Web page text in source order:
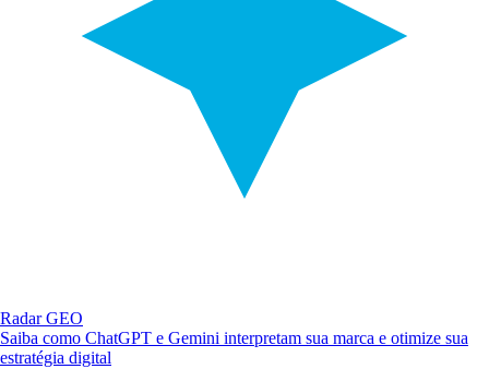
Radar GEO
Saiba como ChatGPT e Gemini interpretam sua marca e otimize sua
estratégia digital